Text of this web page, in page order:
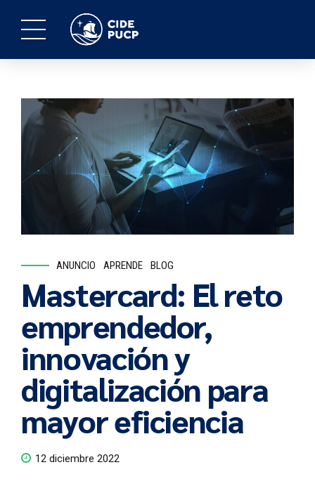
ANUNCIO APRENDE BLOG
Mastercard: El reto
emprendedor,
innovación y
digitalización para
mayor eficiencia
12 diciembre 2022